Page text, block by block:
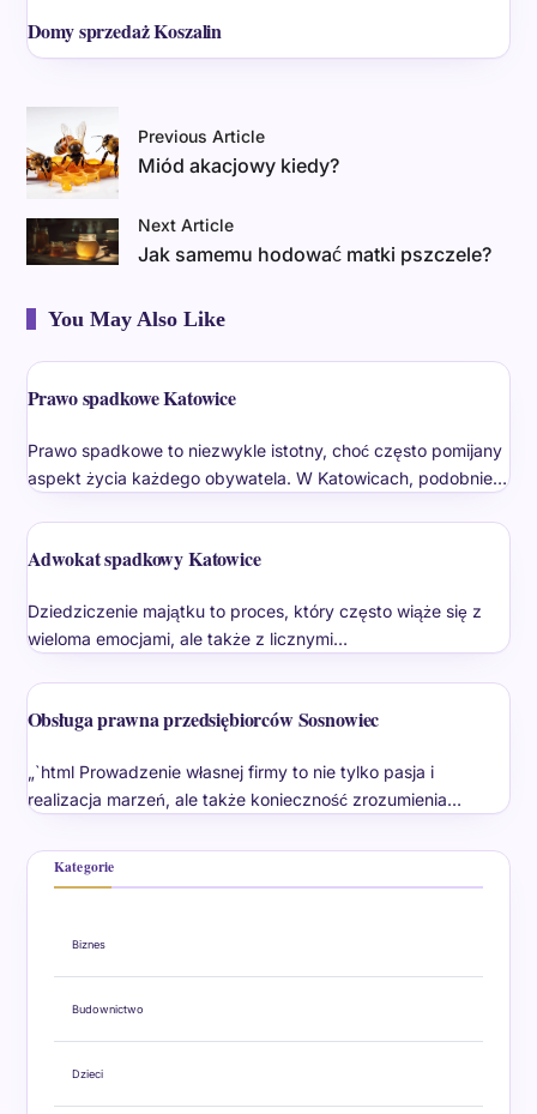
Domy sprzedaż Koszalin
Previous Article
Miód akacjowy kiedy?
Next Article
Jak samemu hodować matki pszczele?
You May Also Like
Prawo spadkowe Katowice
Prawo spadkowe to niezwykle istotny, choć często pomijany
aspekt życia każdego obywatela. W Katowicach, podobnie…
Adwokat spadkowy Katowice
Dziedziczenie majątku to proces, który często wiąże się z
wieloma emocjami, ale także z licznymi…
Obsługa prawna przedsiębiorców Sosnowiec
„`html Prowadzenie własnej firmy to nie tylko pasja i
realizacja marzeń, ale także konieczność zrozumienia…
Kategorie
Biznes
Budownictwo
Dzieci